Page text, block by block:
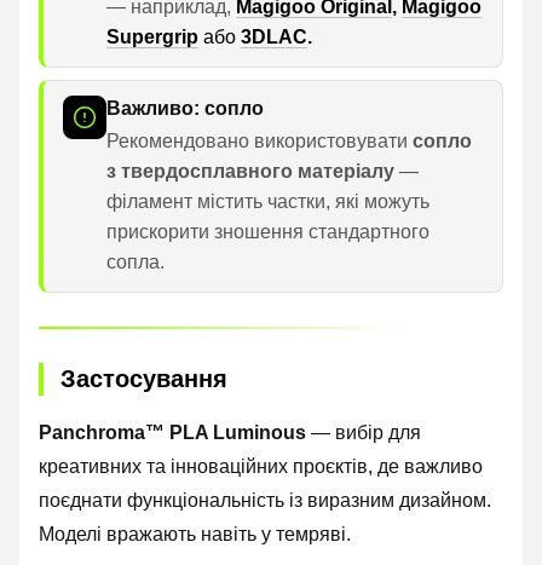
— наприклад, Magigoo Original , Magigoo
Supergrip або 3DLAC.
Важливо: сопло
Рекомендовано використовувати сопло
з твердосплавного матеріалу —
філамент містить частки, які можуть
прискорити зношення стандартного
сопла.
Застосування
Panchroma™ PLA Luminous — вибір для
креативних та інноваційних проєктів, де важливо
поєднати функціональність із виразним дизайном.
Моделі вражають навіть у темряві.